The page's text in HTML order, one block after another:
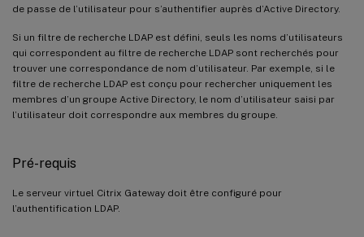
de passe de l’utilisateur pour s’authentifier auprès d’Active Directory.
Si un filtre de recherche LDAP est défini, seuls les noms d’utilisateurs
qui correspondent au filtre de recherche LDAP sont recherchés pour
trouver une correspondance de nom d’utilisateur. Par exemple, si le
filtre de recherche LDAP est conçu pour rechercher uniquement les
membres d’un groupe Active Directory, le nom d’utilisateur saisi par
l’utilisateur doit correspondre aux membres du groupe.
Pré-requis
Le serveur virtuel Citrix Gateway doit être configuré pour
l’authentification LDAP.